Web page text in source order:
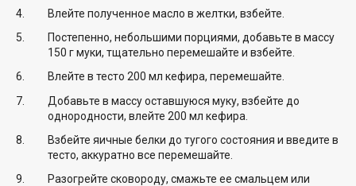
Влейте полученное масло в желтки, взбейте.
Постепенно, небольшими порциями, добавьте в массу
150 г муки, тщательно перемешайте и взбейте.
Влейте в тесто 200 мл кефира, перемешайте.
Добавьте в массу оставшуюся муку, взбейте до
однородности, влейте 200 мл кефира.
Взбейте яичные белки до тугого состояния и введите в
тесто, аккуратно все перемешайте.
Разогрейте сковороду, смажьте ее смальцем или